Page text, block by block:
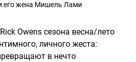
его жена Мишель Лами
Owens сезона весна/лето
личного жеста:
в нечто